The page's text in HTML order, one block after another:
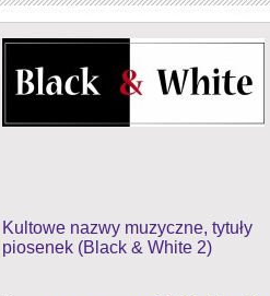
Kultowe nazwy muzyczne, tytuły
piosenek (Black & White 2)